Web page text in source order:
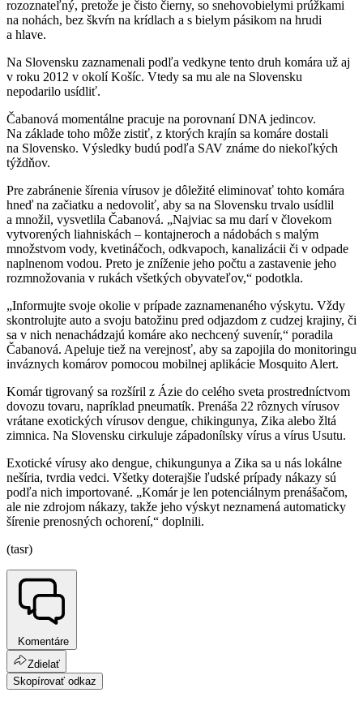
rozoznateľný, pretože je čisto čierny, so snehovobielymi prúžkami
na nohách, bez škvŕn na krídlach a s bielym pásikom na hrudi
a hlave.
Na Slovensku zaznamenali podľa vedkyne tento druh komára už aj
v roku 2012 v okolí Košíc. Vtedy sa mu ale na Slovensku
nepodarilo usídliť.
Čabanová momentálne pracuje na porovnaní DNA jedincov.
Na základe toho môže zistiť, z ktorých krajín sa komáre dostali
na Slovensko. Výsledky budú podľa SAV známe do niekoľkých
týždňov.
Pre zabránenie šírenia vírusov je dôležité eliminovať tohto komára
hneď na začiatku a nedovoliť, aby sa na Slovensku trvalo usídlil
a množil, vysvetlila Čabanová. „Najviac sa mu darí v človekom
vytvorených liahniskách – kontajneroch a nádobách s malým
množstvom vody, kvetináčoch, odkvapoch, kanalizácii či v odpade
naplnenom vodou. Preto je zníženie jeho počtu a zastavenie jeho
rozmnožovania v rukách všetkých obyvateľov,“ podotkla.
„Informujte svoje okolie v prípade zaznamenaného výskytu. Vždy
skontrolujte auto a svoju batožinu pred odjazdom z cudzej krajiny, či
sa v nich nenachádzajú komáre ako nechcený suvenír,“ poradila
Čabanová. Apeluje tiež na verejnosť, aby sa zapojila do monitoringu
inváznych komárov pomocou mobilnej aplikácie Mosquito Alert.
Komár tigrovaný sa rozšíril z Ázie do celého sveta prostredníctvom
dovozu tovaru, napríklad pneumatík. Prenáša 22 rôznych vírusov
vrátane exotických vírusov dengue, chikingunya, Zika alebo žltá
zimnica. Na Slovensku cirkuluje západonílsky vírus a vírus Usutu.
Exotické vírusy ako dengue, chikungunya a Zika sa u nás lokálne
nešíria, tvrdia vedci. Všetky doterajšie ľudské prípady nákazy sú
podľa nich importované. „Komár je len potenciálnym prenášačom,
ale nie zdrojom nákazy, takže jeho výskyt neznamená automaticky
šírenie prenosných ochorení,“ doplnili.
(tasr)
Komentáre
Zdielať
Skopírovať odkaz